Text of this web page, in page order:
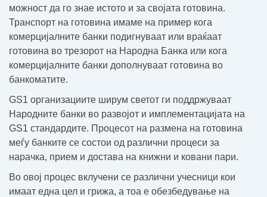
можност да го знае истото и за својата готовина.
Транспорт на готовина имаме на пример кога
комерцијалните банки подигнуваат или враќаат
готовина во трезорот на Народна Банка или кога
комерцијалните банки дополнуваат готовина во
банкоматите.
GS1 организациите ширум светот ги поддржуваат
Народните банки во развојот и имплементацијата на
GS1 стандардите. Процесот на размена на готовина
меѓу банките се состои од различни процеси за
нарачка, прием и достава на книжни и ковани пари.
Во овој процес вклучени се различни учесници кои
имаат една цел и грижа, а тоа е обезбедување на